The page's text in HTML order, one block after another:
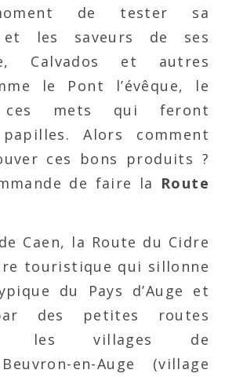
de tester sa
et les saveurs de ses
Calvados et autres
le Pont l’évêque, le
ces mets qui feront
Alors comment
ces bons produits ?
de faire la Route
Caen, la Route du Cidre
touristique qui sillonne
du Pays d’Auge et
des petites routes
les villages de
en-Auge (village